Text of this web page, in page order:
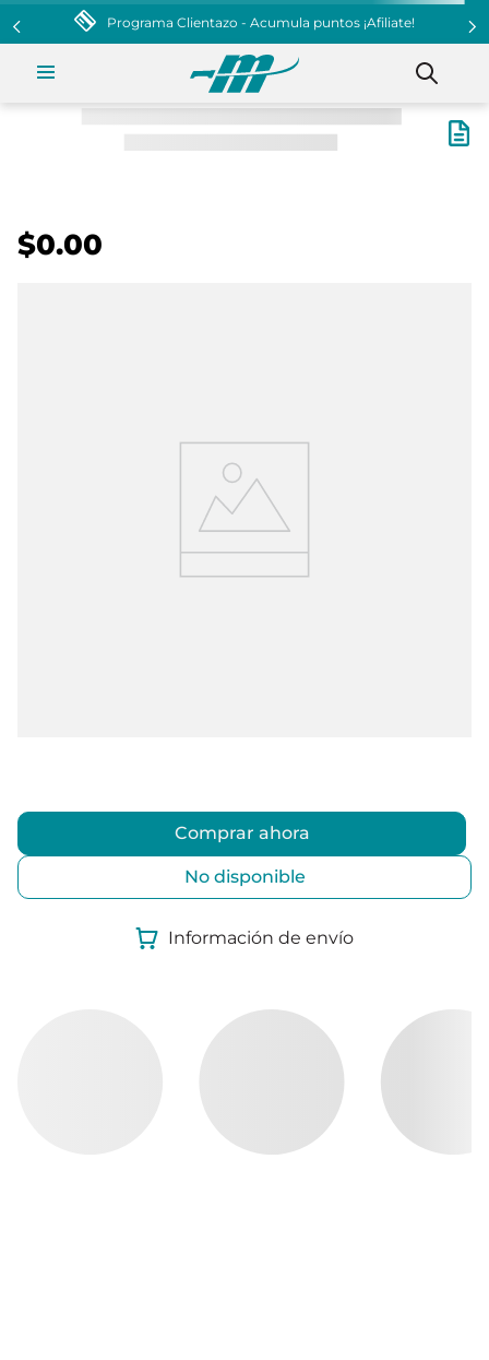
Programa Clientazo - Acumula puntos ¡Afiliate!
$0.00
Comprar ahora
No disponible
Información de envío